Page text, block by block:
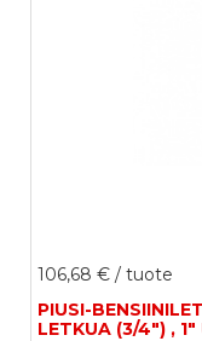
106,68 € / tuote
PIUSI-
LETKUA (3/4") ,